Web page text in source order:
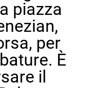
piazza
per
È
il